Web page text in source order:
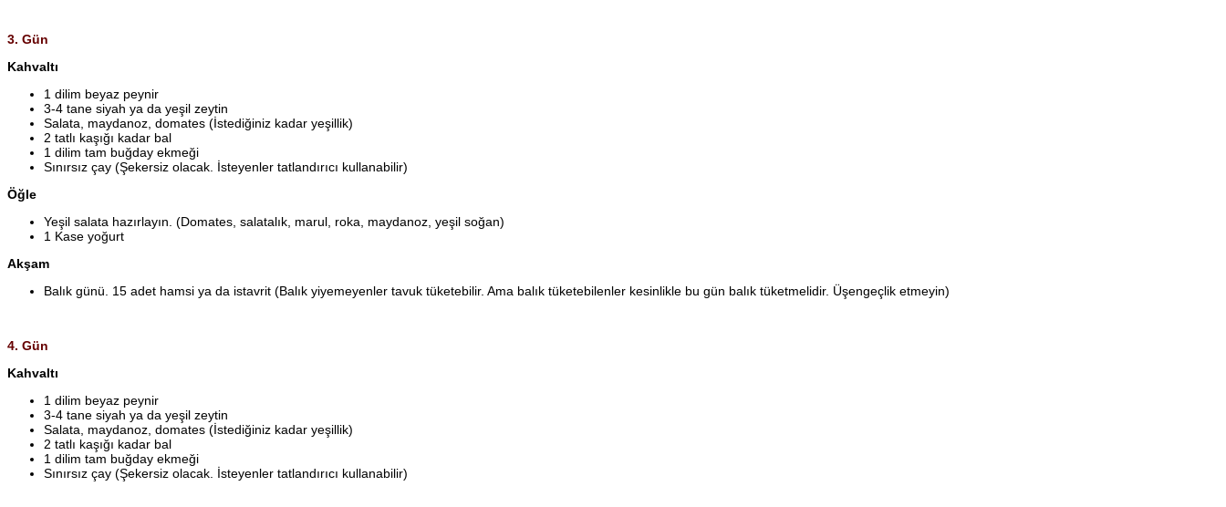
3. Gün
Kahvaltı
1 dilim beyaz peynir
3-4 tane siyah ya da yeşil zeytin
Salata, maydanoz, domates (İstediğiniz kadar yeşillik)
2 tatlı kaşığı kadar bal
1 dilim tam buğday ekmeği
Sınırsız çay (Şekersiz olacak. İsteyenler tatlandırıcı kullanabilir)
Öğle
Yeşil salata hazırlayın. (Domates, salatalık, marul, roka, maydanoz, yeşil soğan)
1 Kase yoğurt
Akşam
Balık günü. 15 adet hamsi ya da istavrit (Balık yiyemeyenler tavuk tüketebilir. Ama balık tüketebilenler kesinlikle bu gün balık tüketmelidir. Üşengeçlik etmeyin)
4. Gün
Kahvaltı
1 dilim beyaz peynir
3-4 tane siyah ya da yeşil zeytin
Salata, maydanoz, domates (İstediğiniz kadar yeşillik)
2 tatlı kaşığı kadar bal
1 dilim tam buğday ekmeği
Sınırsız çay (Şekersiz olacak. İsteyenler tatlandırıcı kullanabilir)